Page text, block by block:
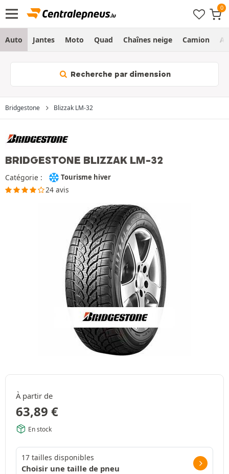
Auto Jantes Moto Quad Chaînes neige Camion
Recherche par dimension
Bridgestone Blizzak LM-32
BRIDGESTONE BLIZZAK LM-32
Catégorie : Tourisme hiver
24 avis
À partir de
63,89 €
En stock
17 tailles disponibles
Choisir une taille de pneu